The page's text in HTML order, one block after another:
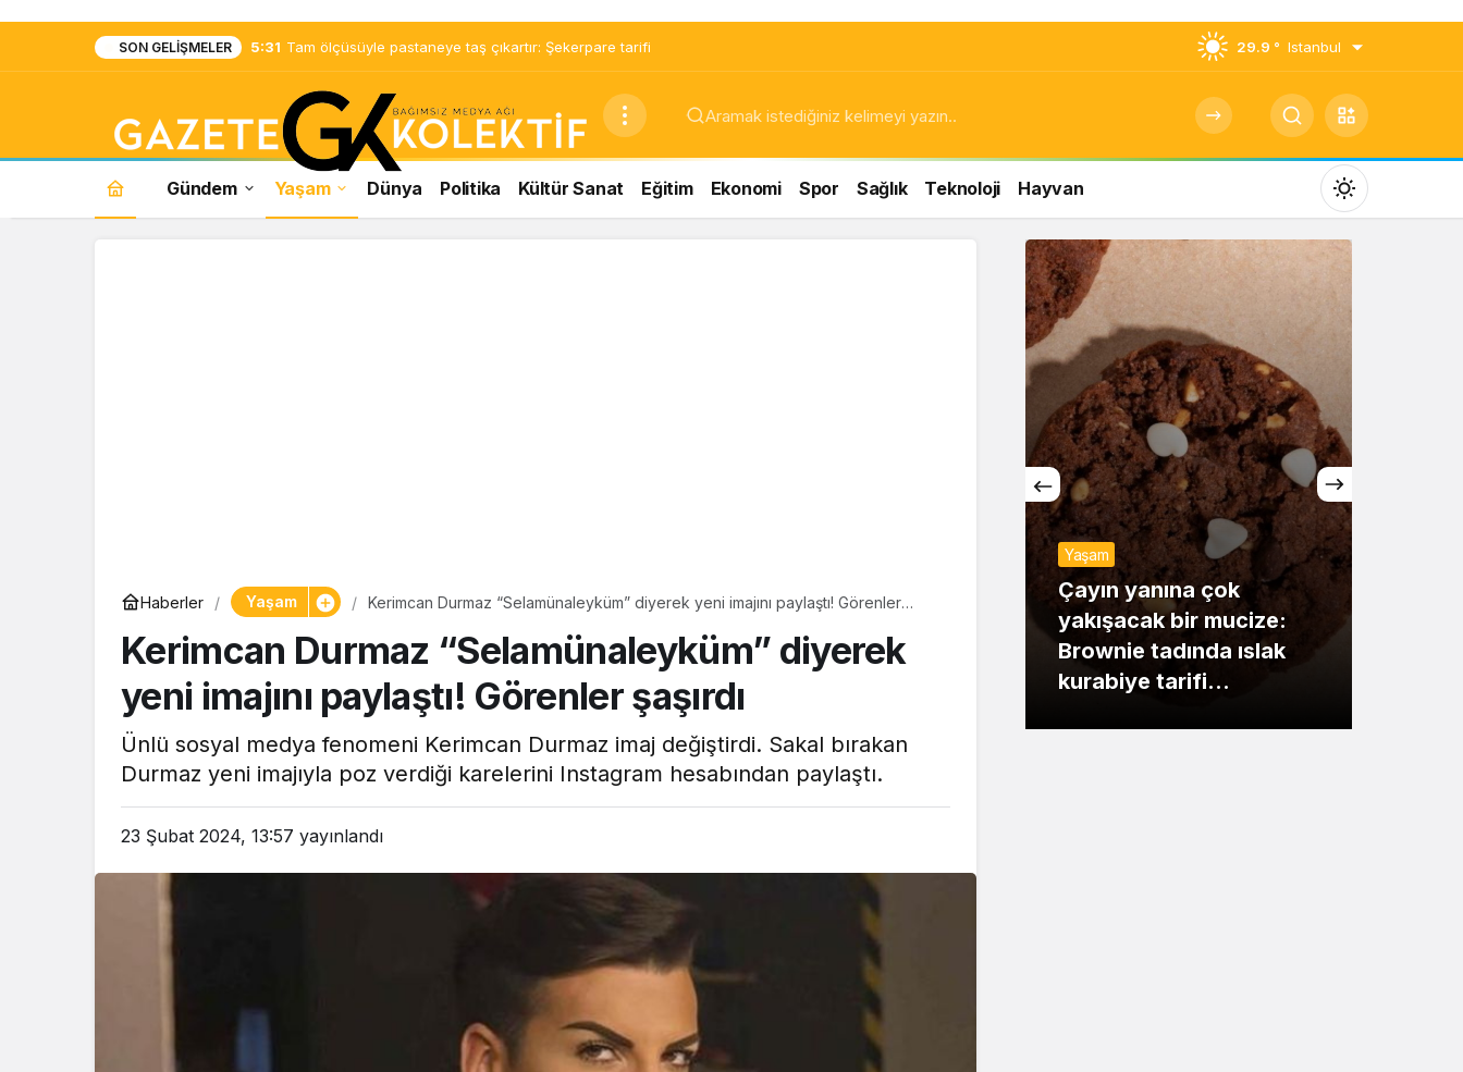
SON GELIŞMELER 5:31 Tam ölçüsüyle pastaneye taş çıkartır: Şekerpare tarifi 29.9 ° Istanbul
Gündem Yaşam Dünya Politika Kültür Sanat Eğitim Ekonomi Spor Sağlık Teknoloji Hayvan
Mod
değiştir
Gündüz Modu
Gündüz modunu seçin.
Gece Modu
Gece modunu seçin.
Sistem Modu
Sistem modunu seçin.
Haberler Yaşam
Kerimcan Durmaz “Selamünaleyküm” diyerek yeni imajını paylaştı! Görenler
Kerimcan Durmaz “Selamünaleyküm” diyerek
yeni imajını paylaştı! Görenler şaşırdı
Ünlü sosyal medya fenomeni Kerimcan Durmaz imaj değiştirdi. Sakal bırakan
Durmaz yeni imajıyla poz verdiği karelerini Instagram hesabından paylaştı.
23 Şubat 2024, 13:57 yayınlandı
Tam ölçüsüyle
pastaneye taş çıkartır:
Şekerpare tarifi
Yaşam
Çayın yanına çok
yakışacak bir mucize:
Brownie tadında ıslak
kurabiye tarifi…